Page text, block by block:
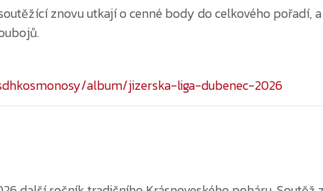
album/jizerska-liga-dubenec-2026
další ročník tradičního Krásnoveského poháru. Soutěž
dorazili do okresu Mladá Boleslav ve Středočeském